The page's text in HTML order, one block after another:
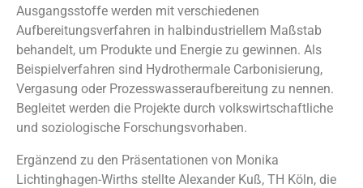
Ausgangsstoffe werden mit verschiedenen
Aufbereitungsverfahren in halbindustriellem Maßstab
behandelt, um Produkte und Energie zu gewinnen. Als
Beispielverfahren sind Hydrothermale Carbonisierung,
Vergasung oder Prozesswasseraufbereitung zu nennen.
Begleitet werden die Projekte durch volkswirtschaftliche
und soziologische Forschungsvorhaben.
Ergänzend zu den Präsentationen von Monika
Lichtinghagen-Wirths stellte Alexander Kuß, TH Köln, die